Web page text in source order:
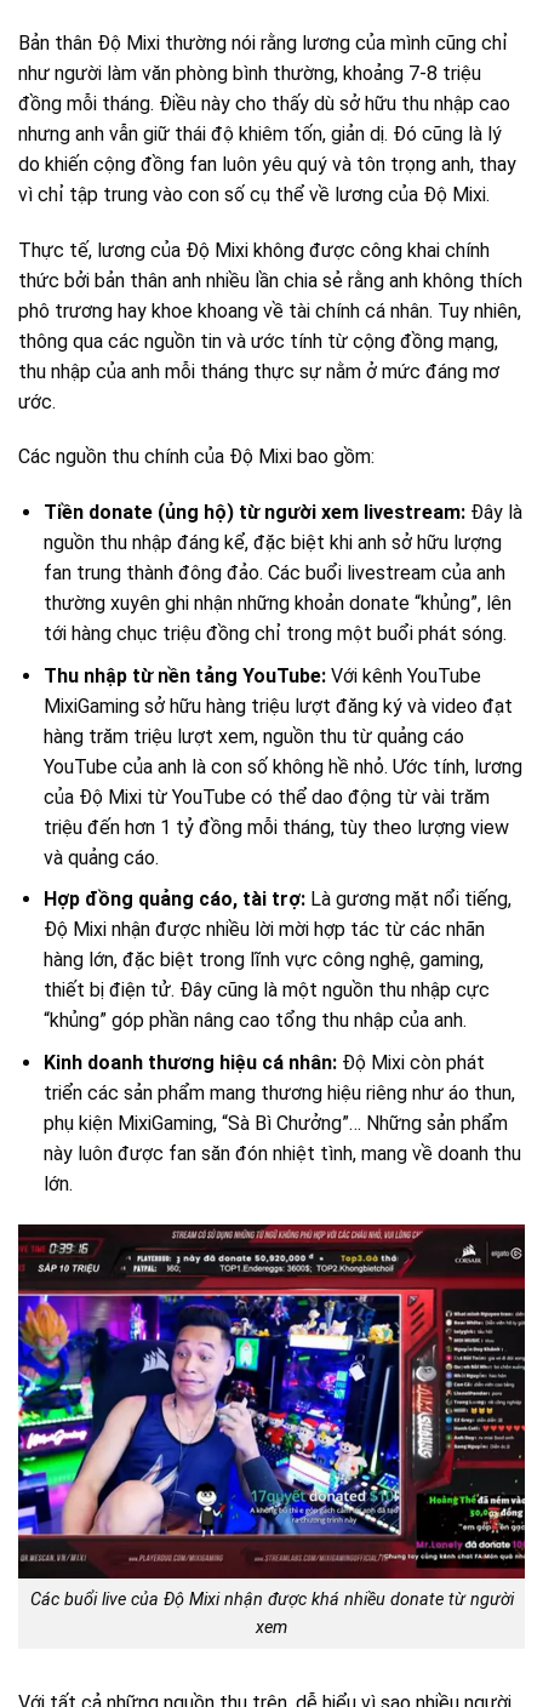
Bản thân Độ Mixi thường nói rằng lương của mình cũng chỉ
như người làm văn phòng bình thường, khoảng 7-8 triệu
đồng mỗi tháng. Điều này cho thấy dù sở hữu thu nhập cao
nhưng anh vẫn giữ thái độ khiêm tốn, giản dị. Đó cũng là lý
do khiến cộng đồng fan luôn yêu quý và tôn trọng anh, thay
vì chỉ tập trung vào con số cụ thể về lương của Độ Mixi.
Thực tế, lương của Độ Mixi không được công khai chính
thức bởi bản thân anh nhiều lần chia sẻ rằng anh không thích
phô trương hay khoe khoang về tài chính cá nhân. Tuy nhiên,
thông qua các nguồn tin và ước tính từ cộng đồng mạng,
thu nhập của anh mỗi tháng thực sự nằm ở mức đáng mơ
ước.
Các nguồn thu chính của Độ Mixi bao gồm:
Tiền donate (ủng hộ) từ người xem livestream:Đây là
nguồn thu nhập đáng kể, đặc biệt khi anh sở hữu lượng
fan trung thành đông đảo. Các buổi livestream của anh
thường xuyên ghi nhận những khoản donate “khủng”, lên
tới hàng chục triệu đồng chỉ trong một buổi phát sóng.
Thu nhập từ nền tảng YouTube:Với kênh YouTube
MixiGaming sở hữu hàng triệu lượt đăng ký và video đạt
hàng trăm triệu lượt xem, nguồn thu từ quảng cáo
YouTube của anh là con số không hề nhỏ. Ước tính, lương
của Độ Mixi từ YouTube có thể dao động từ vài trăm
triệu đến hơn 1 tỷ đồng mỗi tháng, tùy theo lượng view
và quảng cáo.
Hợp đồng quảng cáo, tài trợ:Là gương mặt nổi tiếng,
Độ Mixi nhận được nhiều lời mời hợp tác từ các nhãn
hàng lớn, đặc biệt trong lĩnh vực công nghệ, gaming,
thiết bị điện tử. Đây cũng là một nguồn thu nhập cực
“khủng” góp phần nâng cao tổng thu nhập của anh.
Kinh doanh thương hiệu cá nhân:Độ Mixi còn phát
triển các sản phẩm mang thương hiệu riêng như áo thun,
phụ kiện MixiGaming, “Sà Bì Chưởng”… Những sản phẩm
này luôn được fan săn đón nhiệt tình, mang về doanh thu
lớn.
Các buổi live của Độ Mixi nhận được khá nhiều donate từ người
xem